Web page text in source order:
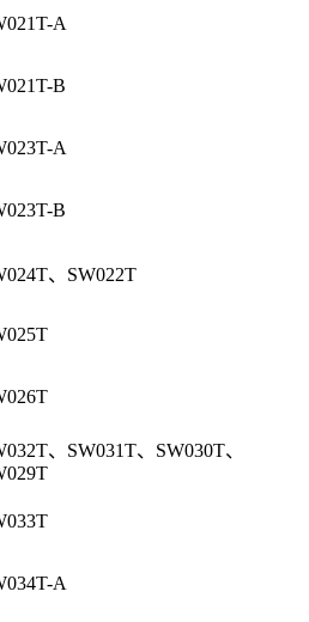
A
B
A
B
、SW022T
、SW031T、SW030T、
A